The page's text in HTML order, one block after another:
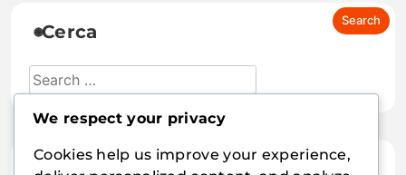
Cerca
Articoli recenti
We respect your privacy
Cookies help us improve your experience,